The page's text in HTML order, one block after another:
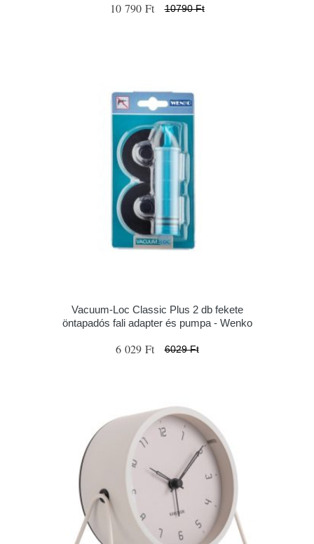
10 790 Ft 10790 Ft
Vacuum-Loc Classic Plus 2 db fekete
öntapadós fali adapter és pumpa - Wenko
6 029 Ft 6029 Ft